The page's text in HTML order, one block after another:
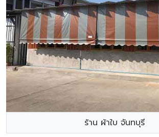
ร้าน ผ้าใบ จันทบุรี